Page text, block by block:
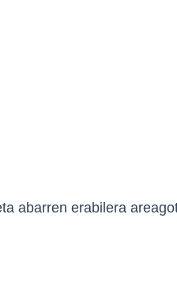
abarren erabilera